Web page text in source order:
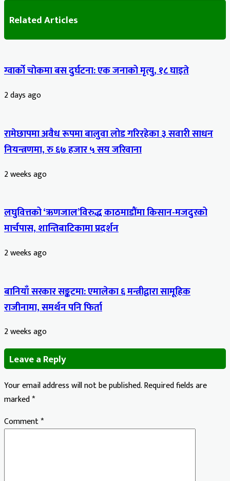
Related Articles
ग्वार्को चोकमा बस दुर्घटना: एक जनाको मृत्यु, १८ घाइते
2 days ago
रामेछापमा अवैध रूपमा बालुवा लोड गरिरहेका ३ सवारी साधन
नियन्त्रणमा, रु ६७ हजार ५ सय जरिवाना
2 weeks ago
लघुवित्तको ‘ऋणजाल’विरुद्ध काठमाडौंमा किसान-मजदुरको
मार्चपास, शान्तिबाटिकामा प्रदर्शन
2 weeks ago
बानियाँ सरकार सङ्कटमा: एमालेका ६ मन्त्रीद्वारा सामूहिक
राजीनामा, समर्थन पनि फिर्ता
2 weeks ago
Leave a Reply
Your email address will not be published.Required fields are
marked*
Comment*